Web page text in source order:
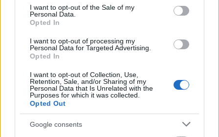
consent section.
I want to opt-out of the Sale of my
Personal Data.
Opted In
I want to opt-out of processing my
Personal Data for Targeted Advertising.
Opted In
I want to opt-out of Collection, Use,
Retention, Sale, and/or Sharing of my
Personal Data that Is Unrelated with the
Purposes for which it was collected.
Opted Out
Google consents